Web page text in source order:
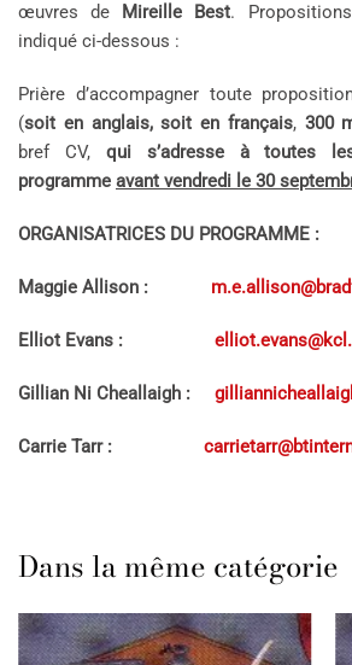
œuvres de Mireille Best.
indiqué ci-dessous :
Prière d’accompagner toute
(soit en anglais, soit en français, 300
bref CV, qui s’adresse à toutes
programme avant vendredi le 30
ORGANISATRICES DU PROGRAMME :
Maggie Allison :
Elliot Evans :
Gillian Ni Cheallaigh :
Carrie Tarr :
Dans la même catégorie